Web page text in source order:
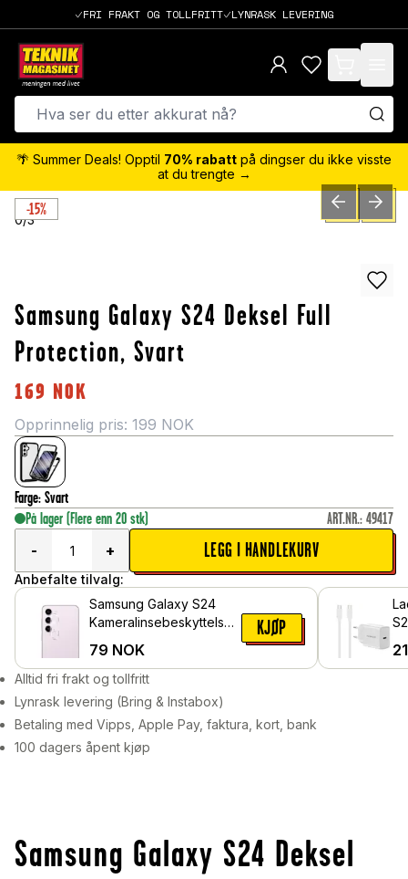
FRI FRAKT OG TOLLFRITT LYNRASK LEVERING
items in cart,
🌴 Summer Deals! Opptil 70% rabatt på dingser du ikke visste
at du trengte →
-15%
0/3 PREVIOUSNEXT
Samsung Galaxy S24 Deksel Full
Protection, Svart
169 NOK
Opprinnelig pris: 199 NOK
Farge: Svart
På lager (Flere enn 20 stk) ART.NR.: 49417
-
+ LEGG I HANDLEKURV
Anbefalte tilvalg:
Samsung Galaxy S24
Kameralinsebeskyttelse i
79 NOK
KJØP
Alltid fri frakt og tollfritt
Lynrask levering (Bring & Instabox)
Betaling med Vipps, Apple Pay, faktura, kort, bank
100 dagers åpent kjøp
Samsung Galaxy S24 Deksel